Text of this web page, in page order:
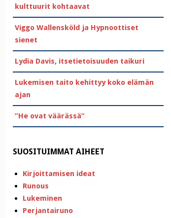
kulttuurit kohtaavat
Viggo Wallensköld ja Hypnoottiset
sienet
Lydia Davis, itsetietoisuuden taikuri
Lukemisen taito kehittyy koko elämän
ajan
”He ovat väärässä”
SUOSITUIMMAT AIHEET
Kirjoittamisen ideat
Runous
Lukeminen
Perjantairuno